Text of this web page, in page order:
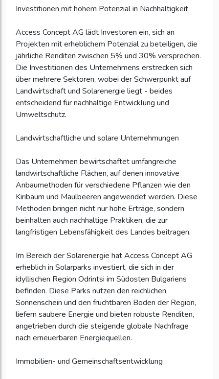
Investitionen mit hohem Potenzial in Nachhaltigkeit
Access Concept AG lädt Investoren ein, sich an
Projekten mit erheblichem Potenzial zu beteiligen, die
jährliche Renditen zwischen 5% und 30% versprechen.
Die Investitionen des Unternehmens erstrecken sich
über mehrere Sektoren, wobei der Schwerpunkt auf
Landwirtschaft und Solarenergie liegt - beides
entscheidend für nachhaltige Entwicklung und
Umweltschutz.
Landwirtschaftliche und solare Unternehmungen
Das Unternehmen bewirtschaftet umfangreiche
landwirtschaftliche Flächen, auf denen innovative
Anbaumethoden für verschiedene Pflanzen wie den
Kiribaum und Maulbeeren angewendet werden. Diese
Methoden bringen nicht nur hohe Erträge, sondern
beinhalten auch nachhaltige Praktiken, die zur
langfristigen Lebensfähigkeit des Landes beitragen.
Im Bereich der Solarenergie hat Access Concept AG
erheblich in Solarparks investiert, die sich in der
idyllischen Region Odrintsi im Südosten Bulgariens
befinden. Diese Parks nutzen den reichlichen
Sonnenschein und den fruchtbaren Boden der Region,
liefern saubere Energie und bieten robuste Renditen,
angetrieben durch die steigende globale Nachfrage
nach erneuerbaren Energiequellen.
Immobilien- und Gemeinschaftsentwicklung